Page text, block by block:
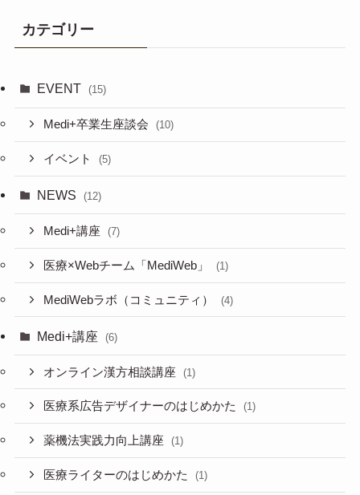
カテゴリー
EVENT (15)
Medi+卒業生座談会 (10)
イベント (5)
NEWS (12)
Medi+講座 (7)
医療×Webチーム「MediWeb」 (1)
MediWebラボ（コミュニティ） (4)
Medi+講座 (6)
オンライン漢方相談講座 (1)
医療系広告デザイナーのはじめかた (1)
薬機法実践力向上講座 (1)
医療ライターのはじめかた (1)